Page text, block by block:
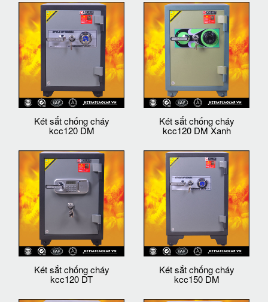
Két sắt chống cháy
kcc120 DM
Két sắt chống cháy
kcc120 DM Xanh
Két sắt chống cháy
kcc120 DT
Két sắt chống cháy
kcc150 DM